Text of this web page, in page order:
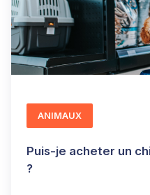
Puis-je acheter un
?
ANIMAUX